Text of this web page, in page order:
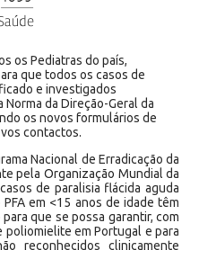
os Pediatras do país,
que todos os casos de
e investigados
da Direção-Geral da
os novos formulários de
contactos.
Nacional de Erradicação da
pela Organização Mundial da
de paralisia flácida aguda
em <15 anos de idade têm
que se possa garantir, com
poliomielite em Portugal e para
reconhecidos clinicamente